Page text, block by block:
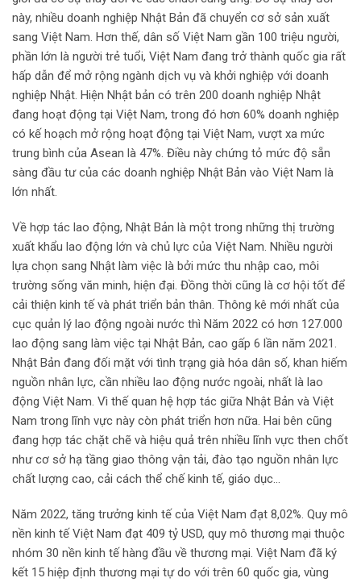
này, nhiều doanh nghiệp Nhật Bản đã chuyển cơ sở sản xuất
sang Việt Nam. Hơn thế, dân số Việt Nam gần 100 triệu người,
phần lớn là người trẻ tuổi, Việt Nam đang trở thành quốc gia rất
hấp dẫn để mở rộng ngành dịch vụ và khởi nghiệp với doanh
nghiệp Nhật. Hiện Nhật bản có trên 200 doanh nghiệp Nhật
đang hoạt động tại Việt Nam, trong đó hơn 60% doanh nghiệp
có kế hoạch mở rộng hoạt động tại Việt Nam, vượt xa mức
trung bình của Asean là 47%. Điều này chứng tỏ mức độ sẵn
sàng đầu tư của các doanh nghiệp Nhật Bản vào Việt Nam là
lớn nhất.
Về hợp tác lao động, Nhật Bản là một trong những thị trường
xuất khẩu lao động lớn và chủ lực của Việt Nam. Nhiều người
lựa chọn sang Nhật làm việc là bởi mức thu nhập cao, môi
trường sống văn minh, hiện đại. Đồng thời cũng là cơ hội tốt để
cải thiện kinh tế và phát triển bản thân. Thông kê mới nhất của
cục quản lý lao động ngoài nước thì Năm 2022 có hơn 127.000
lao động sang làm việc tại Nhật Bản, cao gấp 6 lần năm 2021.
Nhật Bản đang đối mặt với tình trạng già hóa dân số, khan hiếm
nguồn nhân lực, cần nhiều lao động nước ngoài, nhất là lao
động Việt Nam. Vì thế quan hệ hợp tác giữa Nhật Bản và Việt
Nam trong lĩnh vực này còn phát triển hơn nữa. Hai bên cũng
đang hợp tác chặt chẽ và hiệu quả trên nhiều lĩnh vực then chốt
như cơ sở hạ tầng giao thông vận tải, đào tạo nguồn nhân lực
chất lượng cao, cải cách thể chế kinh tế, giáo dục…
Năm 2022, tăng trưởng kinh tế của Việt Nam đạt 8,02%. Quy mô
nền kinh tế Việt Nam đạt 409 tỷ USD, quy mô thương mại thuộc
nhóm 30 nền kinh tế hàng đầu về thương mại. Việt Nam đã ký
kết 15 hiệp định thương mại tự do với trên 60 quốc gia, vùng